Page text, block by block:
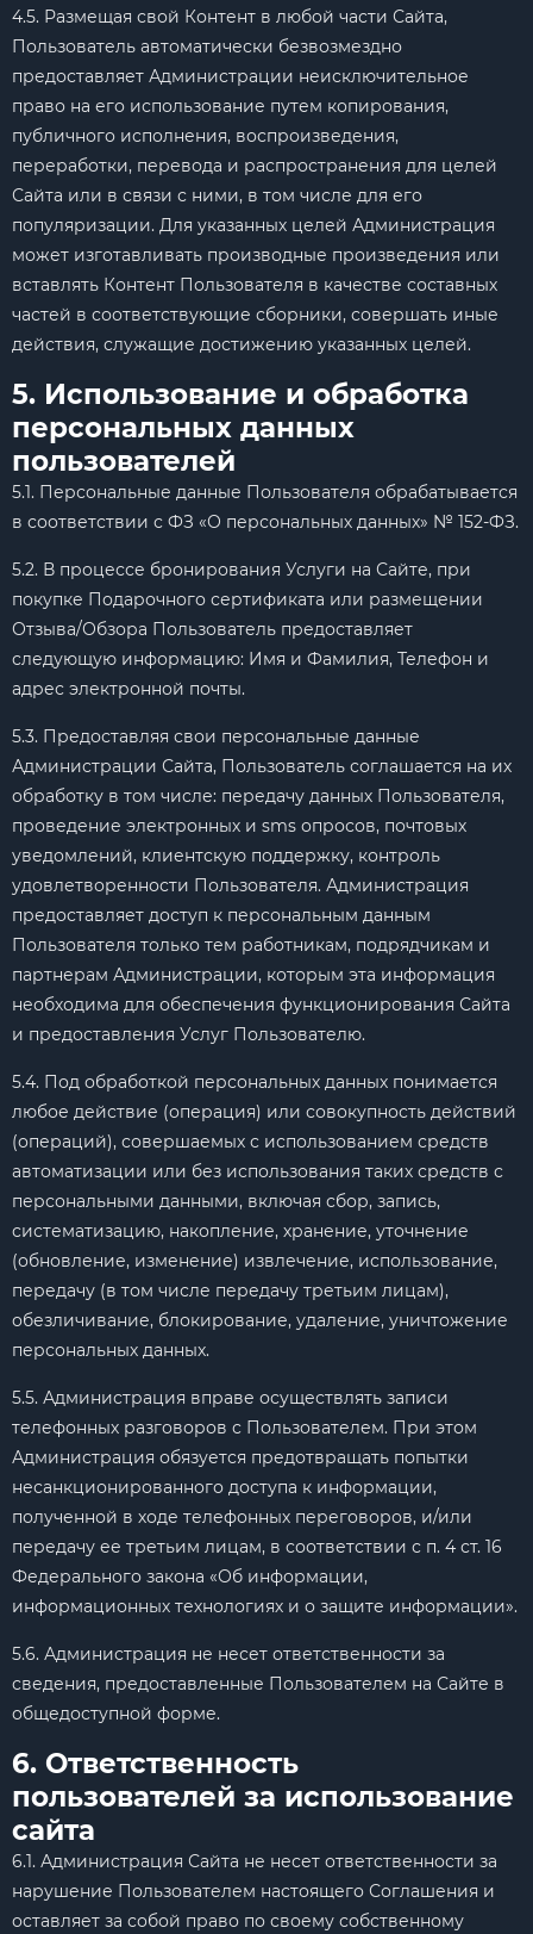
4.5. Размещая свой Контент в любой части Сайта,
Пользователь автоматически безвозмездно
предоставляет Администрации неисключительное
право на его использование путем копирования,
публичного исполнения, воспроизведения,
переработки, перевода и распространения для целей
Сайта или в связи с ними, в том числе для его
популяризации. Для указанных целей Администрация
может изготавливать производные произведения или
вставлять Контент Пользователя в качестве составных
частей в соответствующие сборники, совершать иные
действия, служащие достижению указанных целей.
5. Использование и обработка
персональных данных
пользователей
5.1. Персональные данные Пользователя обрабатывается
в соответствии с ФЗ «О персональных данных» № 152-ФЗ.
5.2. В процессе бронирования Услуги на Сайте, при
покупке Подарочного сертификата или размещении
Отзыва/Обзора Пользователь предоставляет
следующую информацию: Имя и Фамилия, Телефон и
адрес электронной почты.
5.3. Предоставляя свои персональные данные
Администрации Сайта, Пользователь соглашается на их
обработку в том числе: передачу данных Пользователя,
проведение электронных и sms опросов, почтовых
уведомлений, клиентскую поддержку, контроль
удовлетворенности Пользователя. Администрация
предоставляет доступ к персональным данным
Пользователя только тем работникам, подрядчикам и
партнерам Администрации, которым эта информация
необходима для обеспечения функционирования Сайта
и предоставления Услуг Пользователю.
5.4. Под обработкой персональных данных понимается
любое действие (операция) или совокупность действий
(операций), совершаемых с использованием средств
автоматизации или без использования таких средств с
персональными данными, включая сбор, запись,
систематизацию, накопление, хранение, уточнение
(обновление, изменение) извлечение, использование,
передачу (в том числе передачу третьим лицам),
обезличивание, блокирование, удаление, уничтожение
персональных данных.
5.5. Администрация вправе осуществлять записи
телефонных разговоров с Пользователем. При этом
Администрация обязуется предотвращать попытки
несанкционированного доступа к информации,
полученной в ходе телефонных переговоров, и/или
передачу ее третьим лицам, в соответствии с п. 4 ст. 16
Федерального закона «Об информации,
информационных технологиях и о защите информации».
5.6. Администрация не несет ответственности за
сведения, предоставленные Пользователем на Сайте в
общедоступной форме.
6. Ответственность
пользователей за использование
сайта
6.1. Администрация Сайта не несет ответственности за
нарушение Пользователем настоящего Соглашения и
оставляет за собой право по своему собственному